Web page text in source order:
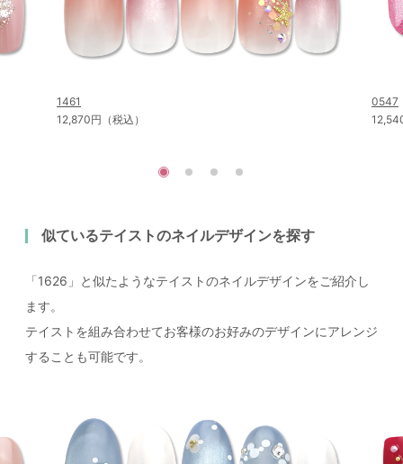
1461
12,870円（税込）
0547
似ているテイストのネイルデザインを探す
「1626」と似たようなテイストのネイルデザインをご紹介し
ます。
テイストを組み合わせてお客様のお好みのデザインにアレンジ
することも可能です。